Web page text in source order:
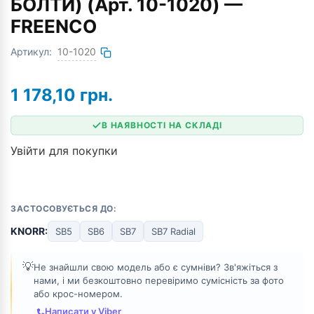
БОЛТИ) (Арт. 10-1020) —
FREENCO
Артикул: 10-1020
ЗАСТОСОВУЄТЬСЯ ДО:
KNORR: SB5 SB6 SB7 SB7 Radial
💡Не знайшли свою модель або є сумніви? Зв'яжіться з
нами, і ми безкоштовно перевіримо сумісність за фото
або крос-номером.
Написати у Viber
1 178,10 грн.
В НАЯВНОСТІ НА СКЛАДІ
Увійти для покупки